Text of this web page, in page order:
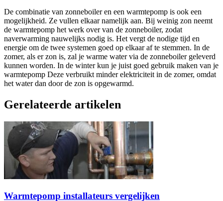
De combinatie van zonneboiler en een warmtepomp is ook een
mogelijkheid. Ze vullen elkaar namelijk aan. Bij weinig zon neemt
de warmtepomp het werk over van de zonneboiler, zodat
naverwarming nauwelijks nodig is. Het vergt de nodige tijd en
energie om de twee systemen goed op elkaar af te stemmen. In de
zomer, als er zon is, zal je warme water via de zonneboiler geleverd
kunnen worden. In de winter kun je juist goed gebruik maken van je
warmtepomp Deze verbruikt minder elektriciteit in de zomer, omdat
het water dan door de zon is opgewarmd.
Gerelateerde artikelen
Warmtepomp installateurs vergelijken